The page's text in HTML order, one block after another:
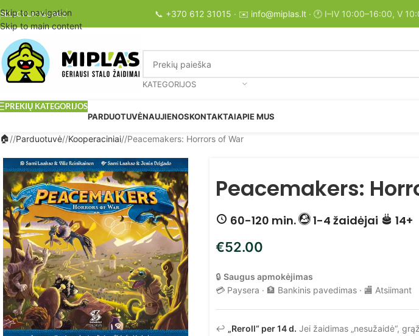
Skip to navigation
Skip to main content
SELECT LANGUAGE 📞 +370 612 31015 · ✉️ info@miplas.lt · 🕐 I–IV 10:00–16:00, V
KATEGORIJOS
PREKIŲ KATEGORIJOS
PARDUOTUVĖNAUJIENOSKONTAKTAIAPIE MUS
/ Parduotuvė/ Kooperaciniai/ Peacemakers: Horrors of War
Peacemakers:
60-120 min. 1-4 žaidėjai 14+
€52.00
🔒 Saugus apmokėjimas
💳 Paysera · 🏦 Bankinis pavedimas · 🏬 Atsiimant
↩️ „Reroll“ per 14 d. Jei žaidimas „nesužaidė“,